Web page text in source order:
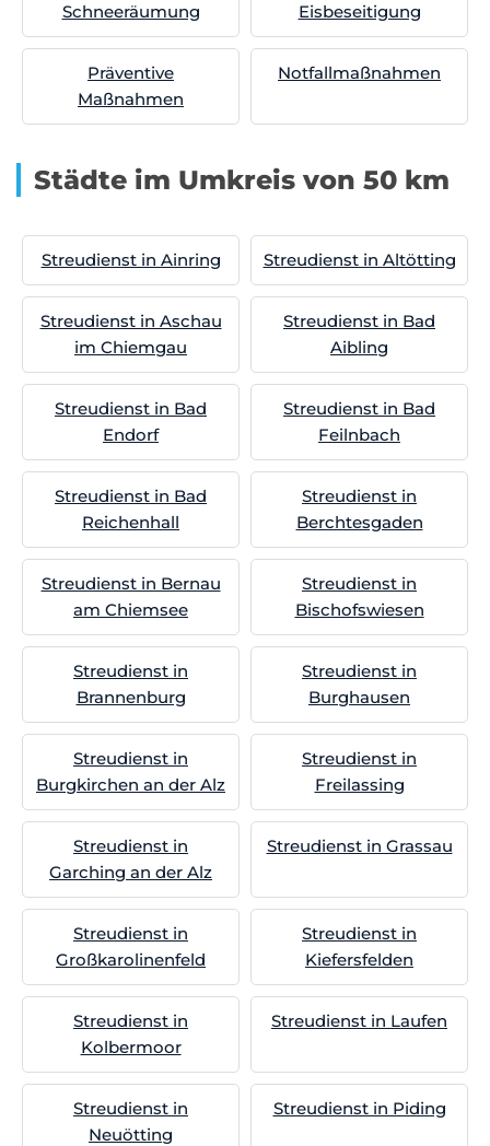
Schneeräumung Eisbeseitigung
Präventive
Maßnahmen
Notfallmaßnahmen
Städte im Umkreis von 50 km
Streudienst in Ainring Streudienst in Altötting
Streudienst in Aschau
im Chiemgau
Streudienst in Bad
Aibling
Streudienst in Bad
Endorf
Streudienst in Bad
Feilnbach
Streudienst in Bad
Reichenhall
Streudienst in
Berchtesgaden
Streudienst in Bernau
am Chiemsee
Streudienst in
Bischofswiesen
Streudienst in
Brannenburg
Streudienst in
Burghausen
Streudienst in
Burgkirchen an der Alz
Streudienst in
Freilassing
Streudienst in
Garching an der Alz
Streudienst in Grassau
Streudienst in
Großkarolinenfeld
Streudienst in
Kiefersfelden
Streudienst in
Kolbermoor
Streudienst in Laufen
Streudienst in
Neuötting
Streudienst in Piding